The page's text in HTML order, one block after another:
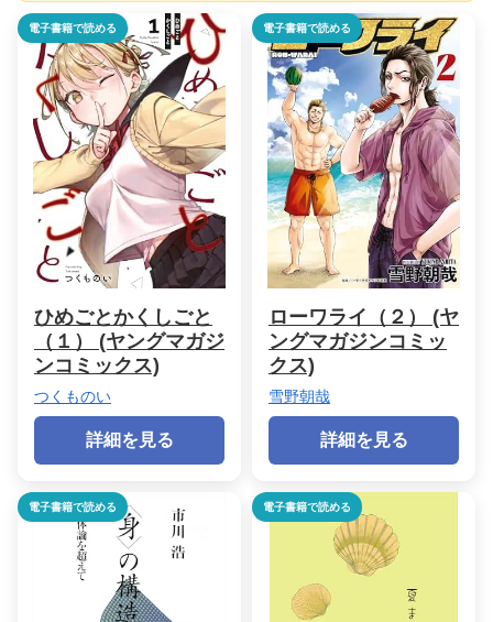
電子書籍で読める
ひめごとかくしごと
（１） (ヤングマガジ
ンコミックス)
つくものい
詳細を見る
電子書籍で読める
ローワライ（２） (ヤ
ングマガジンコミッ
クス)
雪野朝哉
詳細を見る
電子書籍で読める 電子書籍で読める